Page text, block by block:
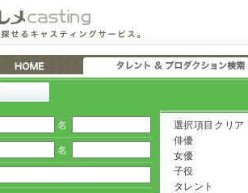
名
名
選択項目クリア
俳優
女優
子役
タレント